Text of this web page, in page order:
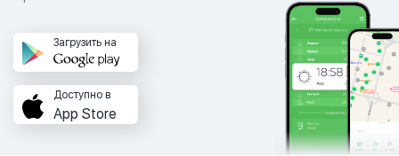
Загрузить на
Доступно в
App Store